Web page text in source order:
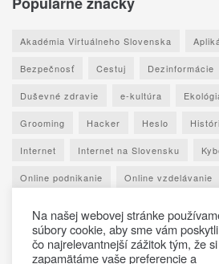
Akadémia Virtuálneho Slovenska
Bezpečnosť Cestuj Dezinformácie
Duševné zdravie e-kultúra
Grooming Hacker Heslo
Internet Internet na Slovensku
Online podnikanie Online vzdelávanie
Ransomware Rozhovor Seniori
Sociálne siete Spoznaj Slovensko
Na našej webovej stránke
súbory cookie, aby sme vám poskytli
čo najrelevantnejší zážitok tým, že si
zapamätáme vaše preferencie a